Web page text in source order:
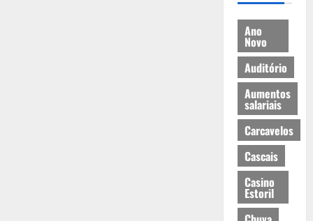
Ano
Novo
Auditório
Aumentos
salariais
Carcavelos
Cascais
Casino
Estoril